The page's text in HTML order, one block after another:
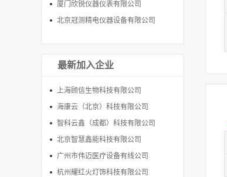
厦门欣锐仪器仪表有限公司
北京冠测精电仪器设备有限公司
最新加入企业
上海顾信生物科技有限公司
海康云（北京）科技有限公司
智科云鑫（成都）科技有限公司
北京智慧鑫能科技有限公司
广州市伟迈医疗设备有线公司
杭州耀红火灯饰科技有限公司